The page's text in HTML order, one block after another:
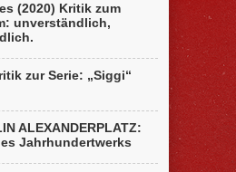
(2020) Kritik zum
unverständlich,
zur Serie: „Siggi“
ALEXANDERPLATZ:
Jahrhundertwerks